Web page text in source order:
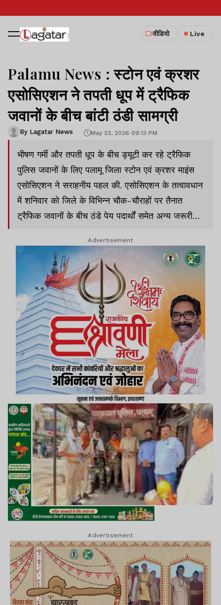
वीडियो Live
Palamu News : स्टोन एवं क्रशर
एसोसिएशन ने तपती धूप में ट्रैफिक
जवानों के बीच बांटी ठंडी सामग्री
By Lagatar News May 23, 2026 09:13 PM
भीषण गर्मी और तपती धूप के बीच ड्यूटी कर रहे ट्रैफिक
पुलिस जवानों के लिए पलामू जिला स्टोन एवं क्रशर माइंस
एसोसिएशन ने सराहनीय पहल की. एसोसिएशन के तत्वावधान
में शनिवार को जिले के विभिन्न चौक-चौराहों पर तैनात
ट्रैफिक जवानों के बीच ठंडे पेय पदार्थों समेत अन्य जरूरी
Advertisement
Advertisement